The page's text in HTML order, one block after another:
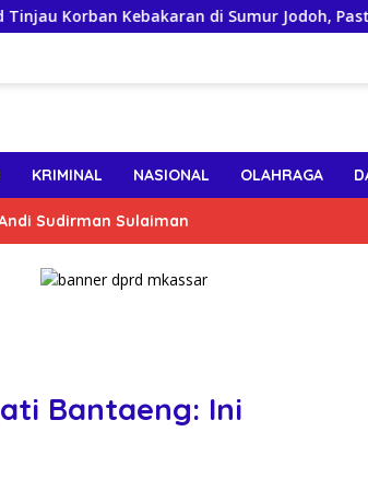
Kebakaran di Sumur Jodoh, Pastikan
KRIMINAL NASIONAL OLAHRAGA
Sudirman Sulaiman
Bantaeng: Ini